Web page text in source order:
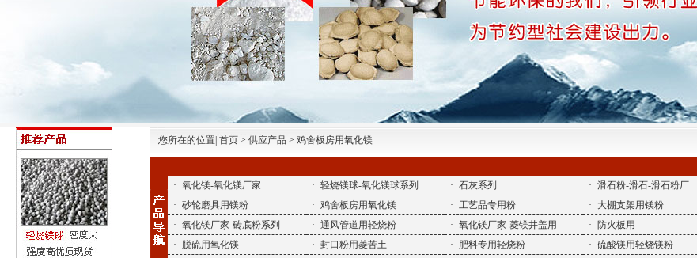
您所在的位置| 首页 > 供应产品 > 鸡舍板房用氧化镁
· 氧化镁-氧化镁厂家 · 轻烧镁球-氧化镁球系列 · 石灰系列 · 滑石粉-滑石-滑石粉厂
· 砂轮磨具用镁粉 · 鸡舍板房用氧化镁 · 工艺品专用粉 · 大棚支架用镁粉
· 氧化镁厂家-砖底粉系列 · 通风管道用轻烧粉 · 氧化镁厂家-菱镁井盖用 · 防火板用
·
脱硫用氧化镁 · 封口粉用菱苦土 · 肥料专用轻烧粉 · 硫酸镁用轻烧镁粉